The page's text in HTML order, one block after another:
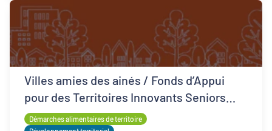
Villes amies des ainés / Fonds d’Appui
pour des Territoires Innovants Seniors
(FATIS)
Démarches alimentaires de territoire